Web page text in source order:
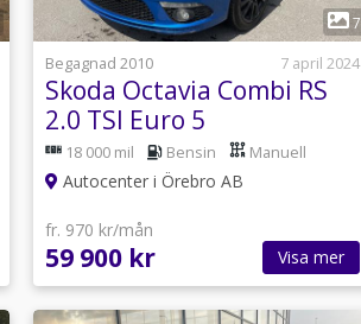
1
7
Begagnad 2010
7 april 2024
Skoda Octavia Combi RS
2.0 TSI Euro 5
18 000 mil Bensin Manuell
Autocenter i Örebro AB
fr. 970 kr/mån
59 900 kr Visa mer